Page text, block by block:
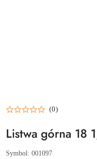
(0)
Listwa górna 18
Symbol: 001097